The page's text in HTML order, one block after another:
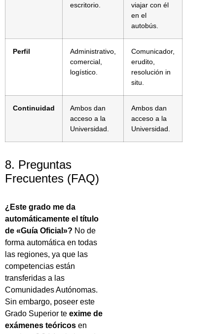
escritorio.
viajar con él
en el
autobús.
Perfil
Administrativo,
comercial,
logístico.
Comunicador,
erudito,
resolución in
situ.
Continuidad
Ambos dan
acceso a la
Universidad.
Ambos dan
acceso a la
Universidad.
8. Preguntas
Frecuentes (FAQ)
¿Este grado me da
automáticamente el título
de «Guía Oficial»? No de
forma automática en todas
las regiones, ya que las
competencias están
transferidas a las
Comunidades Autónomas.
Sin embargo, poseer este
Grado Superior te exime de
exámenes teóricos en